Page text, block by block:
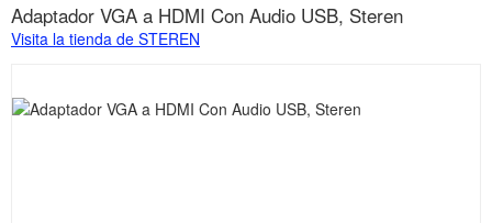
Adaptador VGA a HDMI Con Audio USB, Steren
Visita la tienda de STEREN